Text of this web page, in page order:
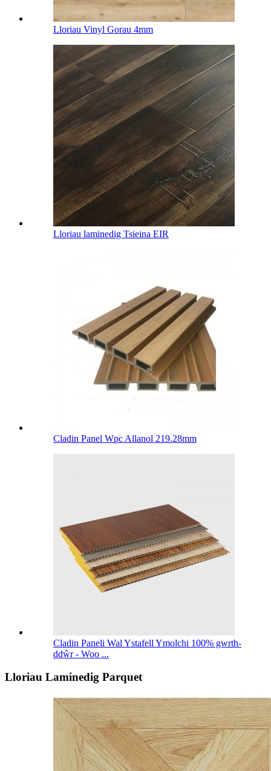
Lloriau Vinyl Gorau 4mm
Lloriau laminedig Tsieina EIR
Cladin Panel Wpc Allanol 219.28mm
Cladin Paneli Wal Ystafell Ymolchi 100% gwrth-
ddŵr - Woo ...
Lloriau Laminedig Parquet